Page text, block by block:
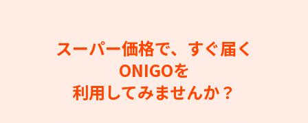
スーパー価格で、すぐ届く
ONIGOを
利用してみませんか？